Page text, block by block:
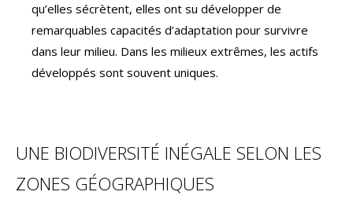
qu’elles sécrètent, elles ont su développer de
remarquables capacités d’adaptation pour survivre
dans leur milieu. Dans les milieux extrêmes, les actifs
développés sont souvent uniques.
UNE BIODIVERSITÉ INÉGALE SELON LES
ZONES GÉOGRAPHIQUES